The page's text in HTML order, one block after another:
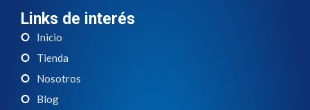
Links de interés
Inicio
Tienda
Nosotros
Blog